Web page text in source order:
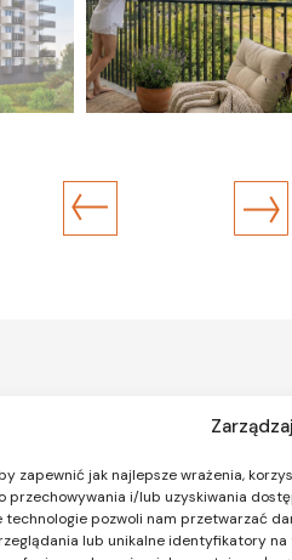
zapewnić jak najlepsze wrażenia,
przechowywania i/lub uzyskiwania
technologie pozwoli nam przetwarzać
lub unikalne identyfikatory
Warszawa